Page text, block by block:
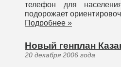
телефон для
подорожает
Подробнее »
Новый генплан
20 декабря 2006 года